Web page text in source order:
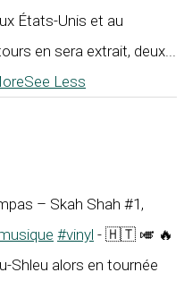
États-Unis et au
en sera extrait, deux...
See Less
– Skah Shah #1,
#vinyl - 🇭🇹 🎺 🔥
Shleu alors en tournée